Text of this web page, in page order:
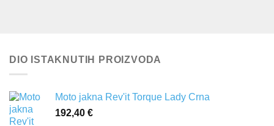
DIO ISTAKNUTIH PROIZVODA
Moto jakna Rev'it Torque Lady Crna
192,40 €